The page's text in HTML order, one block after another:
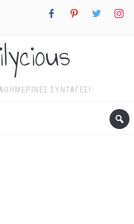
facebook pinterest twitter
ΣΥΝΤΑΓΈΣ!